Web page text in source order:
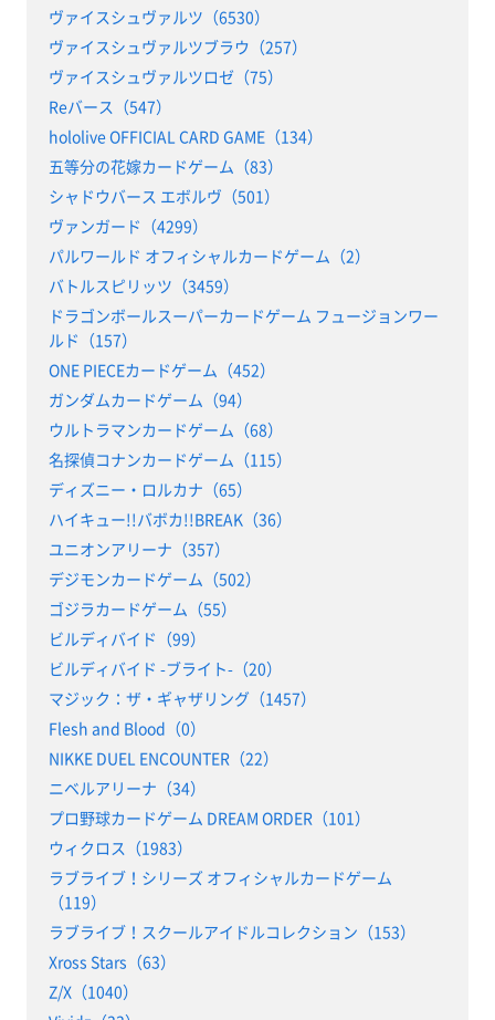
ヴァイスシュヴァルツ（6530）
ヴァイスシュヴァルツブラウ（257）
ヴァイスシュヴァルツロゼ（75）
Reバース（547）
hololive OFFICIAL CARD GAME（134）
五等分の花嫁カードゲーム（83）
シャドウバース エボルヴ（501）
ヴァンガード（4299）
パルワールド オフィシャルカードゲーム（2）
バトルスピリッツ（3459）
ドラゴンボールスーパーカードゲーム フュージョンワー
ルド（157）
ONE PIECEカードゲーム（452）
ガンダムカードゲーム（94）
ウルトラマンカードゲーム（68）
名探偵コナンカードゲーム（115）
ディズニー・ロルカナ（65）
ハイキュー!!バボカ!!BREAK（36）
ユニオンアリーナ（357）
デジモンカードゲーム（502）
ゴジラカードゲーム（55）
ビルディバイド（99）
ビルディバイド -ブライト-（20）
マジック：ザ・ギャザリング（1457）
Flesh and Blood（0）
NIKKE DUEL ENCOUNTER（22）
ニベルアリーナ（34）
プロ野球カードゲーム DREAM ORDER（101）
ウィクロス（1983）
ラブライブ！シリーズ オフィシャルカードゲーム
（119）
ラブライブ！スクールアイドルコレクション（153）
Xross Stars（63）
Z/X（1040）